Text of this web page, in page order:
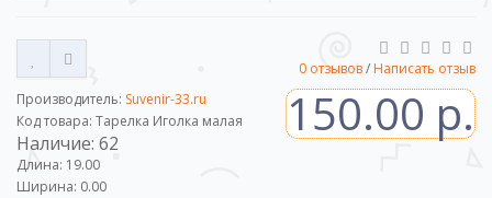
0 отзывов/ Написать отзыв
Производитель: Suvenir-33.ru
Код товара: Тарелка Иголка малая
Наличие: 62
Длина: 19.00
Ширина: 0.00
150.00 р.